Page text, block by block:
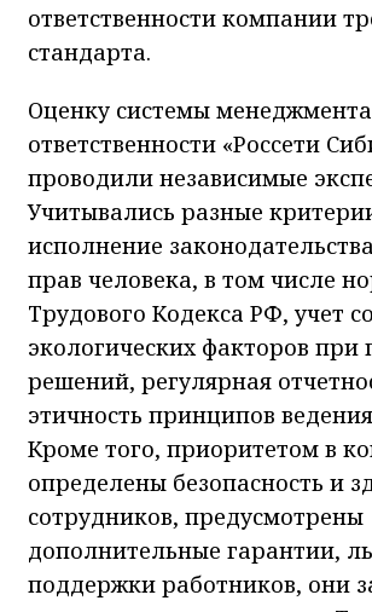
ответственности компании
стандарта.
Оценку системы
ответственности «Россети
проводили независимые
Учитывались разные
исполнение
прав человека, в том числе
Трудового Кодекса РФ, учет
экологических факторов при
решений, регулярная
этичность принципов
Кроме того, приоритетом в
определены безопасность и
сотрудников, предусмотрены
дополнительные гарантии,
поддержки работников, они